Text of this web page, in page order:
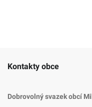
Kontakty obce
Dobrovolný svazek obcí